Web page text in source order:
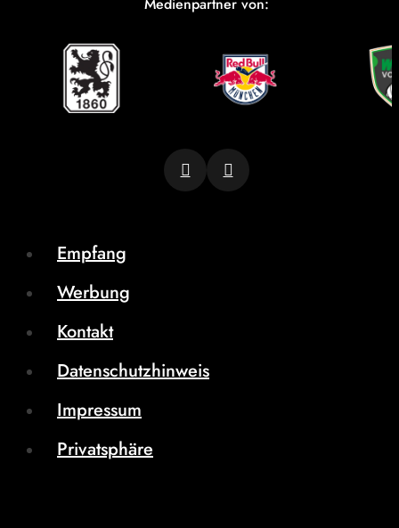
Empfang
Werbung
Kontakt
Datenschutzhinweis
Impressum
Privatsphäre